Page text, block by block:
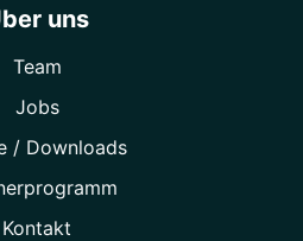
uns
Team
Jobs
/ Downloads
Kontakt